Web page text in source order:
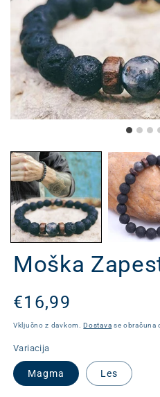
Moška
Redna
cena
€16,99
Vključno z davkom.Dostava se obračuna
Variacija
Magma Les